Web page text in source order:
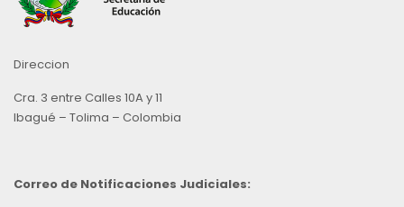
Direccion
Cra. 3 entre Calles 10A y 11
Ibagué – Tolima – Colombia
Correo de Notificaciones Judiciales: